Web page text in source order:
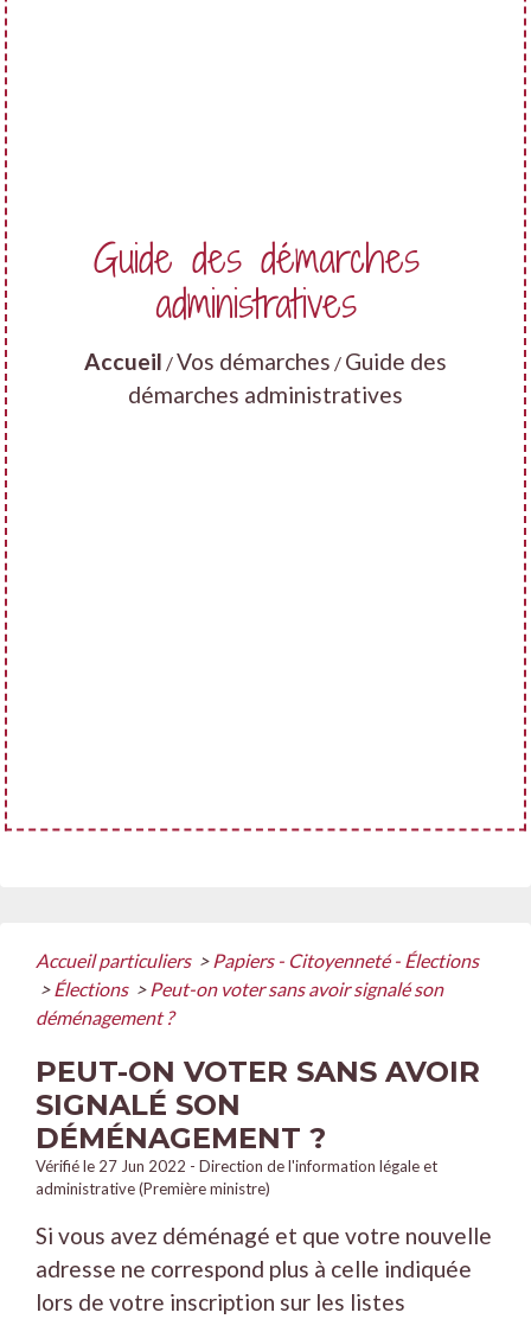
Guide des démarches
administratives
Accueil /Vos démarches / Guide des
démarches administratives
Accueil particuliers > Papiers - Citoyenneté - Élections
> Élections > Peut-on voter sans avoir signalé son
déménagement ?
PEUT-ON VOTER SANS AVOIR
SIGNALÉ SON
DÉMÉNAGEMENT ?
Vérifié le 27 Jun 2022 - Direction de l'information légale et
administrative (Première ministre)
Si vous avez déménagé et que votre nouvelle
adresse ne correspond plus à celle indiquée
lors de votre inscription sur les listes